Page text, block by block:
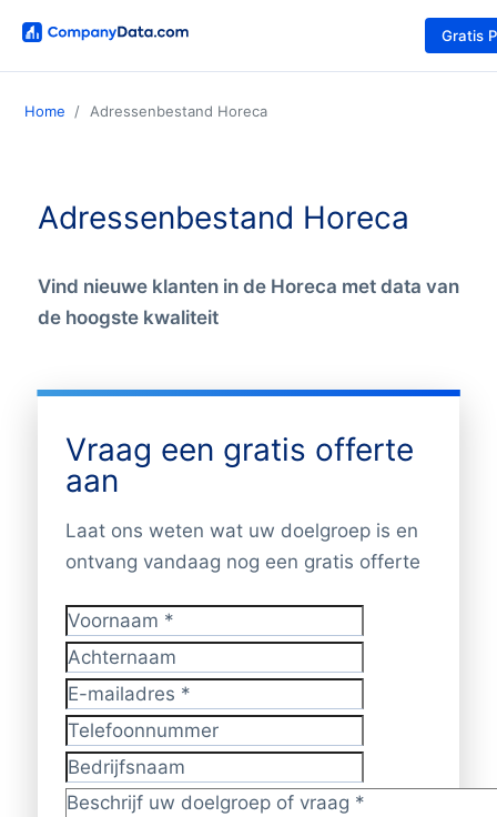
Gratis
Home Adressenbestand Horeca
Adressenbestand Horeca
Vind nieuwe klanten in de Horeca met data van
de hoogste kwaliteit
Vraag een gratis offerte
aan
Laat ons weten wat uw doelgroep is en
ontvang vandaag nog een gratis offerte
Voornaam*
Achternaam
E-mailadres*
Telefoonnummer
Bedrijfsnaam